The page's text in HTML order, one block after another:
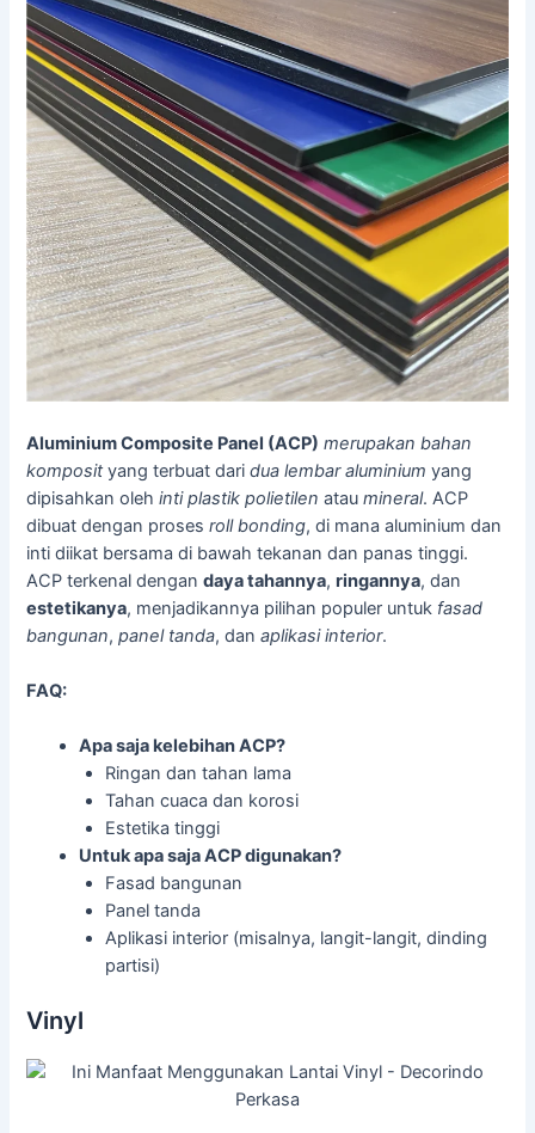
Aluminium Composite Panel (ACP) merupakan bahan
komposityang terbuat daridua lembar aluminium yang
dipisahkan olehinti plastik polietilen ataumineral. ACP
dibuat dengan prosesroll bonding, di mana aluminium dan
inti diikat bersama di bawah tekanan dan panas tinggi.
ACP terkenal dengandaya tahannya,ringannya, dan
estetikanya, menjadikannya pilihan populer untuk fasad
bangunan,panel tanda, danaplikasi interior.
FAQ:
Apa saja kelebihan ACP?
Ringan dan tahan lama
Tahan cuaca dan korosi
Estetika tinggi
Untuk apa saja ACP digunakan?
Fasad bangunan
Panel tanda
Aplikasi interior (misalnya, langit-langit, dinding
partisi)
Vinyl